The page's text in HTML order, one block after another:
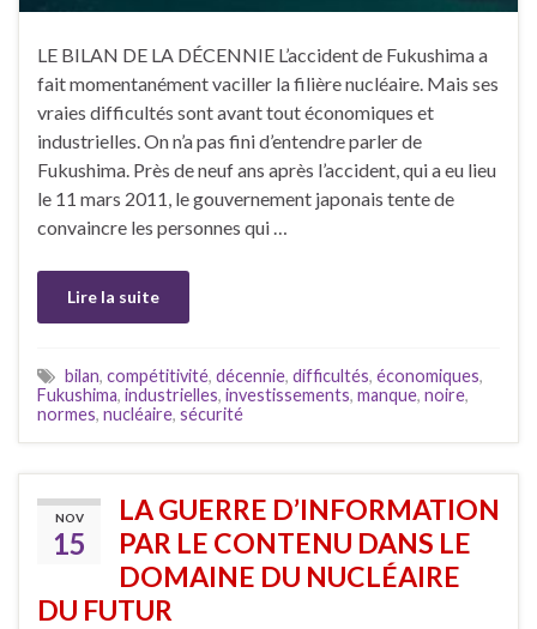
LE BILAN DE LA DÉCENNIE L’accident de Fukushima a
fait momentanément vaciller la filière nucléaire. Mais ses
vraies difficultés sont avant tout économiques et
industrielles. On n’a pas fini d’entendre parler de
Fukushima. Près de neuf ans après l’accident, qui a eu lieu
le 11 mars 2011, le gouvernement japonais tente de
convaincre les personnes qui …
Lire la suite
bilan, compétitivité, décennie, difficultés, économiques,
Fukushima, industrielles, investissements, manque, noire,
normes, nucléaire, sécurité
NOV
15
LA GUERRE D’INFORMATION
PAR LE CONTENU DANS LE
DOMAINE DU NUCLÉAIRE
DU FUTUR